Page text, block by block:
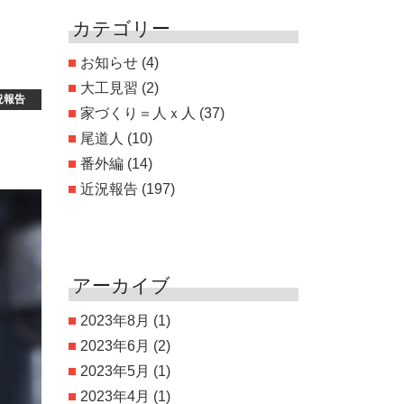
報告
カテゴリー
お知らせ (4)
大工見習 (2)
家づくり＝人ｘ人 (37)
尾道人 (10)
番外編 (14)
近況報告 (197)
アーカイブ
2023年8月 (1)
2023年6月 (2)
2023年5月 (1)
2023年4月 (1)